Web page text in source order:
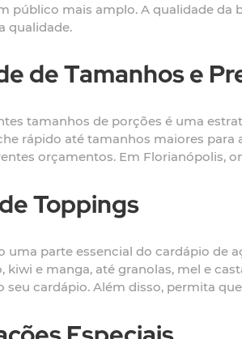
público mais amplo. A qualidade da
qualidade.
de Tamanhos e
tamanhos de porções é uma
rápido até tamanhos maiores
orçamentos. Em Florianópolis,
Toppings
uma parte essencial do cardápio de
e manga, até granolas, mel e
seu cardápio. Além disso, permita